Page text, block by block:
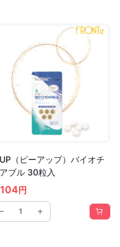
（ピーアップ）バイオチ
ブル 30粒入
円